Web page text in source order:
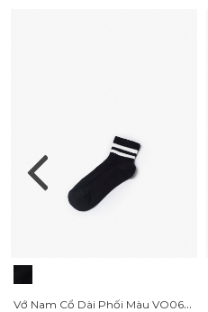
Vớ Nam Cổ Dài Phối Màu VO063 Màu Đen